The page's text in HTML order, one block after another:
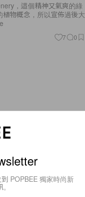
，這個精神又氣爽的綠
物概念，所以宣佈過後大
7 0
POPBEE 獨家時尚新